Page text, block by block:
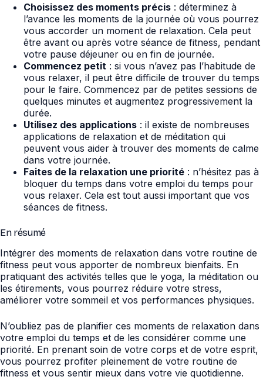
Choisissez des moments précis : déterminez à
l’avance les moments de la journée où vous pourrez
vous accorder un moment de relaxation. Cela peut
être avant ou après votre séance de fitness, pendant
votre pause déjeuner ou en fin de journée.
Commencez petit : si vous n’avez pas l’habitude de
vous relaxer, il peut être difficile de trouver du temps
pour le faire. Commencez par de petites sessions de
quelques minutes et augmentez progressivement la
durée.
Utilisez des applications : il existe de nombreuses
applications de relaxation et de méditation qui
peuvent vous aider à trouver des moments de calme
dans votre journée.
Faites de la relaxation une priorité : n’hésitez pas à
bloquer du temps dans votre emploi du temps pour
vous relaxer. Cela est tout aussi important que vos
séances de fitness.
En résumé
Intégrer des moments de relaxation dans votre routine de
fitness peut vous apporter de nombreux bienfaits. En
pratiquant des activités telles que le yoga, la méditation ou
les étirements, vous pourrez réduire votre stress,
améliorer votre sommeil et vos performances physiques.
N’oubliez pas de planifier ces moments de relaxation dans
votre emploi du temps et de les considérer comme une
priorité. En prenant soin de votre corps et de votre esprit,
vous pourrez profiter pleinement de votre routine de
fitness et vous sentir mieux dans votre vie quotidienne.